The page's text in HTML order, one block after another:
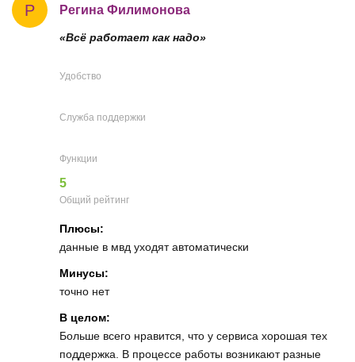
Р Регина Филимонова
«Всё работает как надо»
Удобство
Служба поддержки
Функции
5
Общий рейтинг
Плюсы:
данные в мвд уходят автоматически
Минусы:
точно нет
В целом:
Больше всего нравится, что у сервиса хорошая тех
поддержка. В процессе работы возникают разные